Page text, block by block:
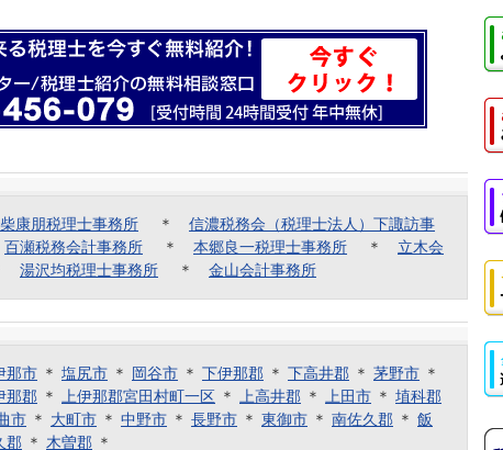
康朋税理士事務所 ＊ 信濃税務会（税理士法人）下諏訪事
百瀬税務会計事務所 ＊ 本郷良一税理士事務所 ＊ 立木会
湯沢均税理士事務所 ＊ 金山会計事務所
那市 ＊ 塩尻市 ＊ 岡谷市 ＊ 下伊那郡 ＊ 下高井郡 ＊ 茅野市 ＊
那郡 ＊ 上伊那郡宮田村町一区 ＊ 上高井郡 ＊ 上田市 ＊ 埴科郡
市 ＊ 大町市 ＊ 中野市 ＊ 長野市 ＊ 東御市 ＊ 南佐久郡 ＊ 飯
郡 ＊ 木曽郡 ＊